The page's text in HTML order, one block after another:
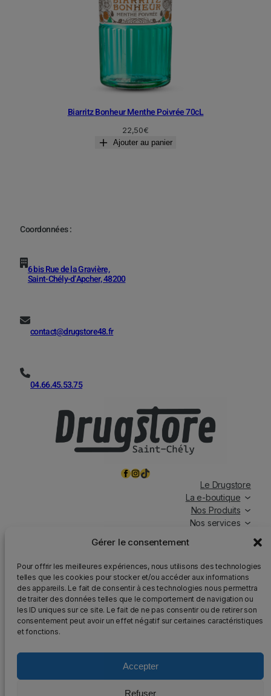
Gérer le consentement
Pour offrir les meilleures expériences, nous utilisons des technologies
telles que les cookies pour stocker et/ou accéder aux informations
des appareils. Le fait de consentir à ces technologies nous permettra
de traiter des données telles que le comportement de navigation ou
les ID uniques sur ce site. Le fait de ne pas consentir ou de retirer son
consentement peut avoir un effet négatif sur certaines caractéristiques
et fonctions.
Accepter
Refuser
Biarritz Bonheur Menthe Poivrée 70cL
22,50€
Ajouter au panier
Coordonnées :
6 bis Rue de la Gravière,
Saint-Chély-d’Apcher, 48200
contact@drugstore48.fr
04.66.45.53.75
FacebookInstagramTikTok
Le Drugstore
La e-boutique
Nos Produits
Nos services
les jours fériés.
Attention: Nous rappelons que la vente d’alcool est
strictement interdite aux mineurs, que l’abus d’alcool est
dangereux pour la santé et qu’il doit être consommé avec
modération.
2025 – Tous droits réservés au DrugStore48